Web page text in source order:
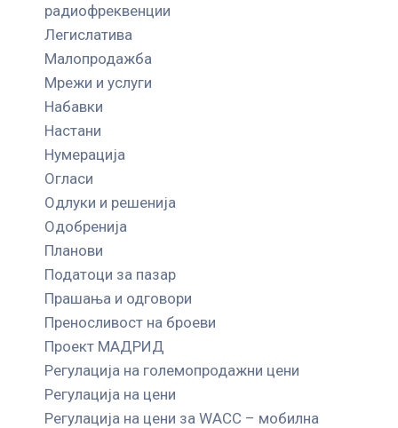
радиофреквенции
Легислатива
Малопродажба
Мрежи и услуги
Набавки
Настани
Нумерација
Огласи
Одлуки и решенија
Одобренија
Планови
Податоци за пазар
Прашања и одговори
Преносливост на броеви
Проект МАДРИД
Регулација на големопродажни цени
Регулација на цени
Регулација на цени за WACC – мобилна